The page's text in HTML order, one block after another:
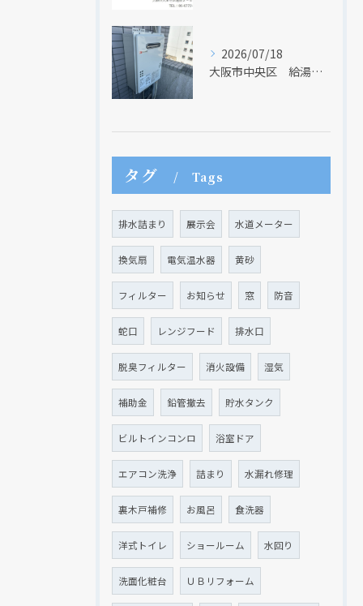
2026/07/18
大阪市中央区 給湯器のリモコンが無くても、リモコンを設置する方法はあります
タグ Tags
排水詰まり 展示会 水道メーター
換気扇 電気温水器 黄砂
フィルター お知らせ 窓 防音
蛇口 レンジフード 排水口
脱臭フィルター 消火設備 湿気
補助金 鉛管撤去 貯水タンク
ビルトインコンロ 浴室ドア
エアコン洗浄 詰まり 水漏れ修理
裏木戸補修 お風呂 食洗器
洋式トイレ ショールーム 水回り
洗面化粧台 ＵＢリフォーム
現在、新聞に入っている折込チラシです。
現在、新聞に入っている折込チラシです。